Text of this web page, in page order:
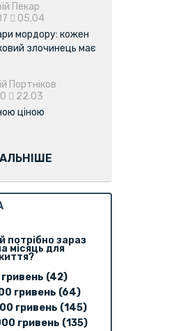
Пекар
05.04
мордору: кожен
злочинець має
Портніков
22.03
ціною
потрібно зараз
місяць для
(42)
гривень (64)
гривень (145)
гривень (135)